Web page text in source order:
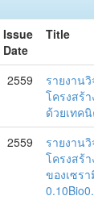
Issue
Date
Title
2559
รายงาน
โครงสร้
ด้วยเทค
2559
รายงาน
โครงสร้
ของเซร